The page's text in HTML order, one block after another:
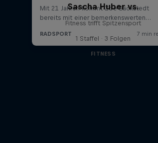
Sascha Huber vs.
Fitness trifft Spitzensport
1 Staffel · 3 Folgen
FITNESS